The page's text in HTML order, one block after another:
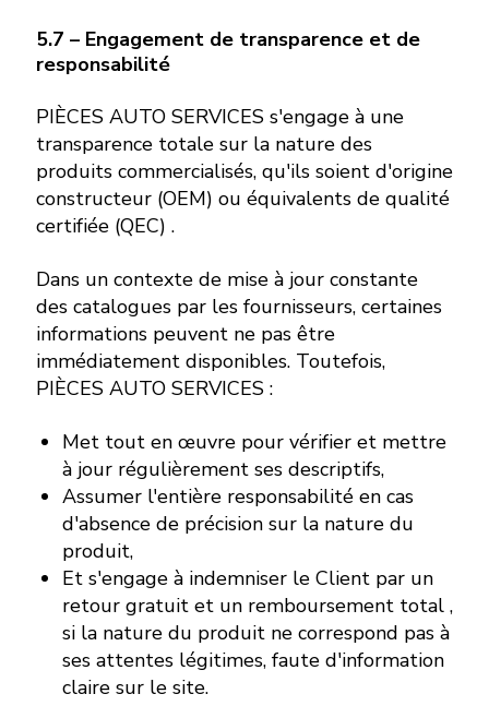
5.7 – Engagement de transparence et de
responsabilité
PIÈCES AUTO SERVICES s'engage à une
transparence totale sur la nature des
produits commercialisés, qu'ils soient d'origine
constructeur (OEM) ou équivalents de qualité
certifiée (QEC) .
Dans un contexte de mise à jour constante
des catalogues par les fournisseurs, certaines
informations peuvent ne pas être
immédiatement disponibles. Toutefois,
PIÈCES AUTO SERVICES :
Met tout en œuvre pour vérifier et mettre
à jour régulièrement ses descriptifs,
Assumer l'entière responsabilité en cas
d'absence de précision sur la nature du
produit,
Et s'engage à indemniser le Client par un
retour gratuit et un remboursement total ,
si la nature du produit ne correspond pas à
ses attentes légitimes, faute d'information
claire sur le site.